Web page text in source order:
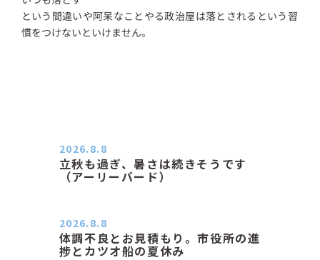
という間違いや阿呆なことやる政治屋は落とされるという習
慣をつけないといけません。
立秋も過ぎ、暑さは続きそうです
（アーリーバード）
2026.8.8
体調不良とお見積もり。市役所の進
捗とカツオ船の夏休み
2026.8.8